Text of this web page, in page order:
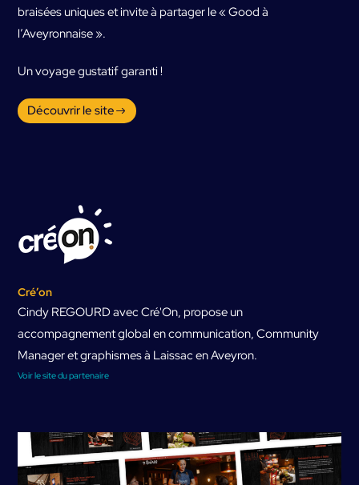
braisées uniques et invite à partager le « Good à
l’Aveyronnaise ».
Un voyage gustatif garanti !
Découvrir le site
Cré’on
Cindy REGOURD avec Cré'On, propose un
accompagnement global en communication, Community
Manager et graphismes à Laissac en Aveyron.
Voir le site du partenaire